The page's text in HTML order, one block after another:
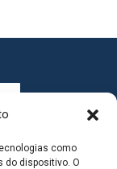
como
do dispositivo. O